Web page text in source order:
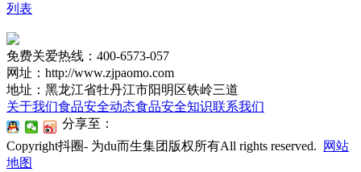
列表
免费关爱热线：400-6573-057
网址：http://www.zjpaomo.com
地址：黑龙江省牡丹江市阳明区铁岭三道
关于我们食品安全动态食品安全知识联系我们
分享至：
Copyright抖圈- 为du而生集团版权所有All rights reserved.
网站
地图